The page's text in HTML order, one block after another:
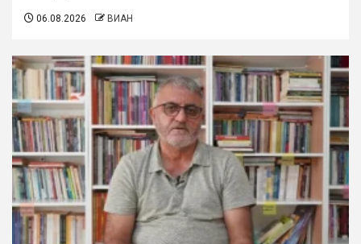
06.08.2026 ВИАН